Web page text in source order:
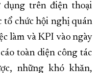
dụng trên điện thoại
tổ chức hội nghị quán
làm và KPI vào ngày
toàn diện công tác
những khó khăn,